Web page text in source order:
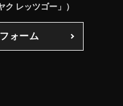
ク レッツゴー」）
ォーム